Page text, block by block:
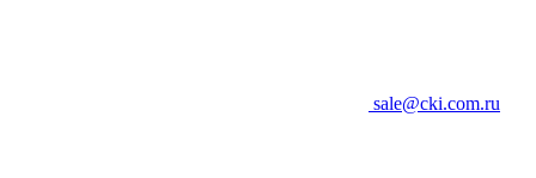
sale@cki.com.ru